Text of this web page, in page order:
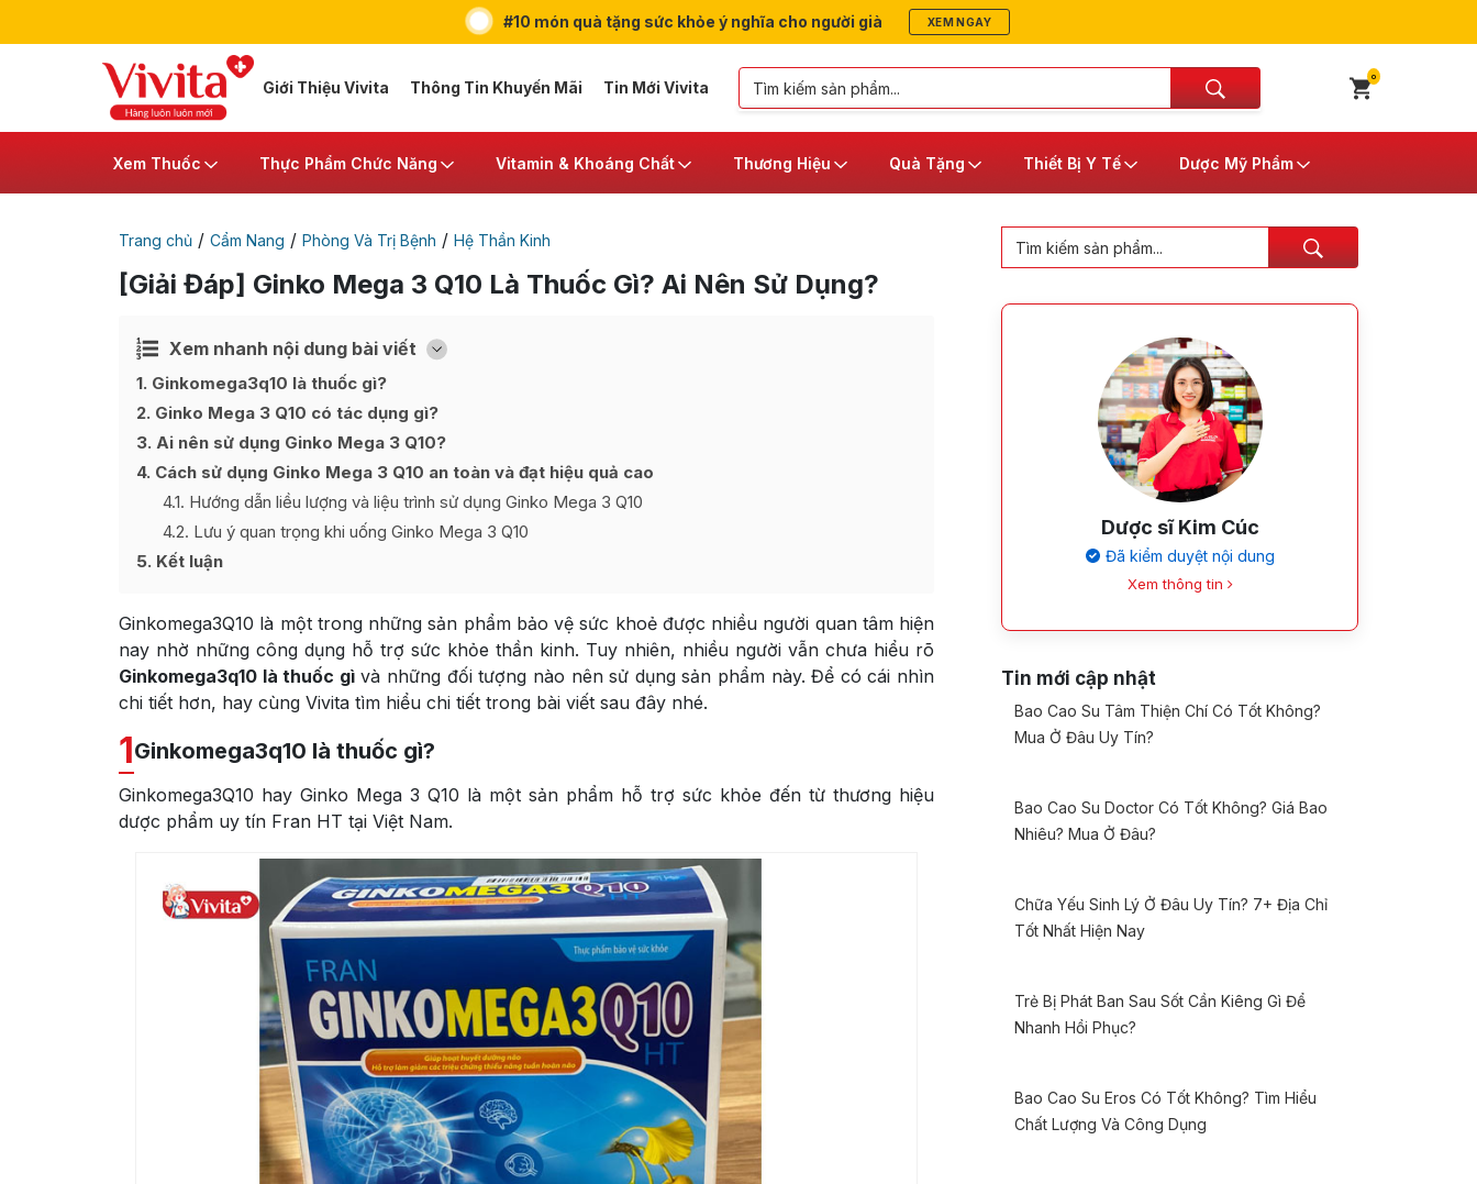
#10 món quà tặng sức khỏe ý nghĩa cho người già XEM NGAY
Giới Thiệu Vivita Thông Tin Khuyến Mãi Tin Mới Vivita
0
Xem Thuốc Thực Phẩm Chức Năng Vitamin & Khoáng Chất Thương Hiệu Quà Tặng Thiết Bị Y Tế Dược Mỹ Phẩm
Trang chủ / Cẩm Nang / Phòng Và Trị Bệnh / Hệ Thần Kinh
[Giải Đáp] Ginko Mega 3 Q10 Là Thuốc Gì? Ai Nên Sử Dụng?
Xem nhanh nội dung bài viết [
Ẩn
1 Ginkomega3q10 là thuốc gì?
2 Ginko Mega 3 Q10 có tác dụng gì?
3 Ai nên sử dụng Ginko Mega 3 Q10?
4 Cách sử dụng Ginko Mega 3 Q10 an toàn và đạt hiệu quả cao
4.1 Hướng dẫn liều lượng và liệu trình sử dụng Ginko Mega 3 Q10
4.2 Lưu ý quan trọng khi uống Ginko Mega 3 Q10
5 Kết luận
Ginkomega3Q10 là một trong những sản phẩm bảo vệ sức khoẻ được nhiều người quan tâm hiện
nay nhờ những công dụng hỗ trợ sức khỏe thần kinh. Tuy nhiên, nhiều người vẫn chưa hiểu rõ
Ginkomega3q10 là thuốc gìvà những đối tượng nào nên sử dụng sản phẩm này. Để có cái nhìn
chi tiết hơn, hay cùng Vivita tìm hiểu chi tiết trong bài viết sau đây nhé.
1Ginkomega3q10 là thuốc gì?
Ginkomega3Q10 hay Ginko Mega 3 Q10 là một sản phẩm hỗ trợ sức khỏe đến từ thương hiệu
dược phẩm uy tín Fran HT tại Việt Nam.
Dược sĩ Kim Cúc
Đã kiểm duyệt nội dung
Xem thông tin
Tin mới cập nhật
Bao Cao Su Tâm Thiện Chí Có Tốt Không?
Mua Ở Đâu Uy Tín?
Bao Cao Su Doctor Có Tốt Không? Giá Bao
Nhiêu? Mua Ở Đâu?
Chữa Yếu Sinh Lý Ở Đâu Uy Tín? 7+ Địa Chỉ
Tốt Nhất Hiện Nay
Trẻ Bị Phát Ban Sau Sốt Cần Kiêng Gì Để
Nhanh Hồi Phục?
Bao Cao Su Eros Có Tốt Không? Tìm Hiểu
Chất Lượng Và Công Dụng